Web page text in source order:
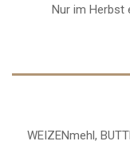
Nur im Herbst
WEIZENmehl,